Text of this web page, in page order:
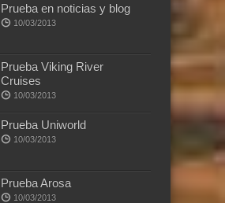
Prueba en noticias y blog
10/03/2013
Prueba Viking River
Cruises
10/03/2013
Prueba Uniworld
10/03/2013
Prueba Arosa
10/03/2013